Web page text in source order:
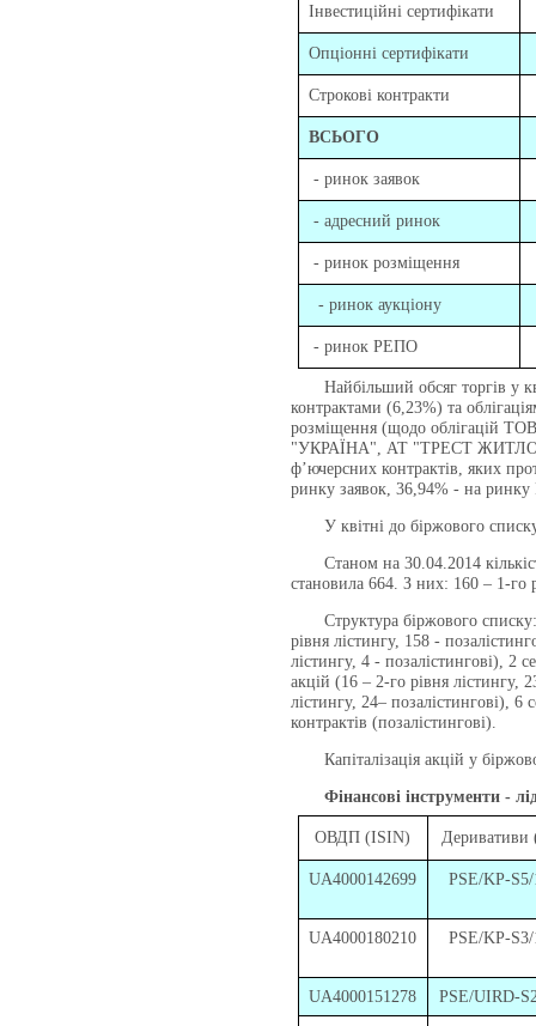
Інвестиційні сертифікати
Опціонні сертифікати
Строкові контракти
ВСЬОГО
- ринок заявок
- адресний ринок
- ринок розміщення
- ринок аукціону
- ринок РЕПО
Найбільший обсяг торгів у
контрактами (6,23%) та
розміщення (щодо
"УКРАЇНА", АТ "ТРЕСТ
ф’ючерсних контрактів, яких
ринку заявок, 36,94% - на
У квітні до біржового
Станом на 30.04.2014
становила 664. З них: 160 – 1-го
Структура біржового списку:
рівня лістингу, 158 -
лістингу, 4 - позалістингові), 2
акцій (16 – 2-го рівня лістингу,
лістингу, 24– позалістингові), 6
контрактів (позалістингові).
Капіталізація акцій у
Фінансові інструменти -
ОВДП (ISIN) Деривативи
UA4000142699 PSE/KP-
UA4000180210 PSE/KP-
UA4000151278 PSE/UIRD-